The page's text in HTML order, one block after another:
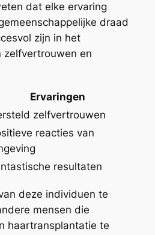
dat elke ervaring
draad
zijn in het
zelfvertrouwen en
Ervaringen
zelfvertrouwen
reacties van
resultaten
deze individuen te
mensen die
haartransplantatie te